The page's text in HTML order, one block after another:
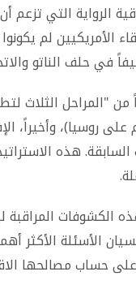
التي تزعم
الأمريكيين لم
في حلف الناتو
من "المراحل الثلاث
على روسيا)، وأخيراً،
السابقة. هذه
الكشوفات
الأسئلة الأكثر
حساب مصالحها